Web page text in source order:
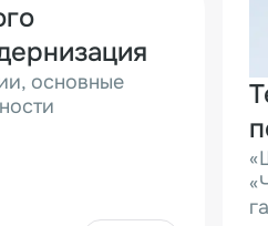
основные